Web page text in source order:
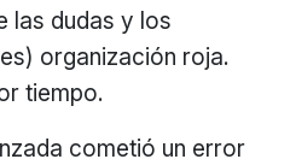
las dudas y los
organización roja.
tiempo.
cometió un error